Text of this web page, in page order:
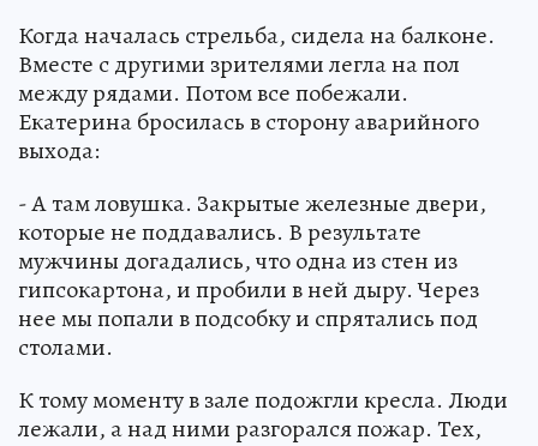
Когда началась стрельба, сидела на балконе.
Вместе с другими зрителями легла на пол
между рядами. Потом все побежали.
Екатерина бросилась в сторону аварийного
выхода:
- А там ловушка. Закрытые железные двери,
которые не поддавались. В результате
мужчины догадались, что одна из стен из
гипсокартона, и пробили в ней дыру. Через
нее мы попали в подсобку и спрятались под
столами.
К тому моменту в зале подожгли кресла. Люди
лежали, а над ними разгорался пожар. Тех,